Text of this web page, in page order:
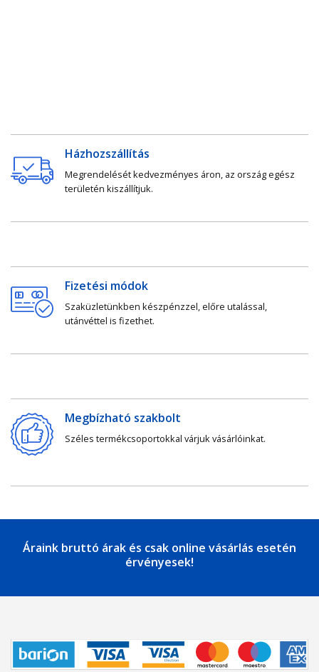
Házhozszállítás
Megrendelését kedvezményes áron, az ország egész
területén kiszállítjuk.
Fizetési módok
Szaküzletünkben készpénzzel, előre utalással,
utánvéttel is fizethet.
Megbízható szakbolt
Széles termékcsoportokkal várjuk vásárlóinkat.
Áraink bruttó árak és csak online vásárlás esetén
érvényesek!